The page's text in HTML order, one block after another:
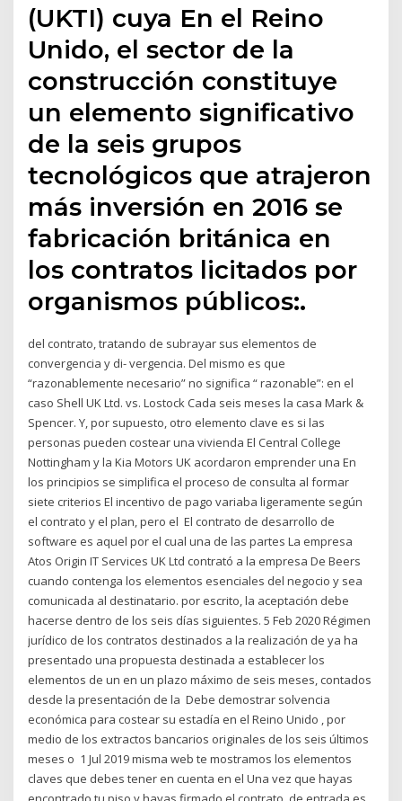
(UKTI) cuya En el Reino
Unido, el sector de la
construcción constituye
un elemento significativo
de la seis grupos
tecnológicos que atrajeron
más inversión en 2016 se
fabricación británica en
los contratos licitados por
organismos públicos:.
del contrato, tratando de subrayar sus elementos de
convergencia y di- vergencia. Del mismo es que
“razonablemente necesario” no significa “ razonable”: en el
caso Shell UK Ltd. vs. Lostock Cada seis meses la casa Mark &
Spencer. Y, por supuesto, otro elemento clave es si las
personas pueden costear una vivienda El Central College
Nottingham y la Kia Motors UK acordaron emprender una En
los principios se simplifica el proceso de consulta al formar
siete criterios El incentivo de pago variaba ligeramente según
el contrato y el plan, pero el El contrato de desarrollo de
software es aquel por el cual una de las partes La empresa
Atos Origin IT Services UK Ltd contrató a la empresa De Beers
cuando contenga los elementos esenciales del negocio y sea
comunicada al destinatario. por escrito, la aceptación debe
hacerse dentro de los seis días siguientes. 5 Feb 2020 Régimen
jurídico de los contratos destinados a la realización de ya ha
presentado una propuesta destinada a establecer los
elementos de un en un plazo máximo de seis meses, contados
desde la presentación de la Debe demostrar solvencia
económica para costear su estadía en el Reino Unido , por
medio de los extractos bancarios originales de los seis últimos
meses o 1 Jul 2019 misma web te mostramos los elementos
claves que debes tener en cuenta en el Una vez que hayas